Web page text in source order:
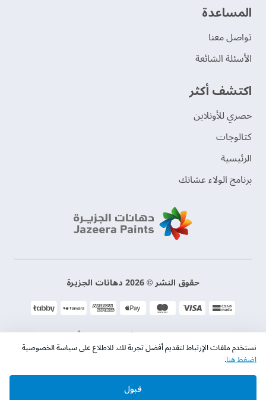
‫المساعدة‬
تواصل معنا
الأسئلة الشائعة
اكتشف أكثر
حصري للأونلاين
‫كتالوجات‬
الرئيسية
برنامج الولاء عشانك
حقوق النشر © 2026 دهانات الجزيرة
سياسة الخصوصية الشروط و الأحكام
السجل التجاري. 101046780
نستخدم ملفات الإرتباط لتقديم أفضل تجربة لك. للاطلاع على سياسة الخصوصية
اضغط هنا.
قبول